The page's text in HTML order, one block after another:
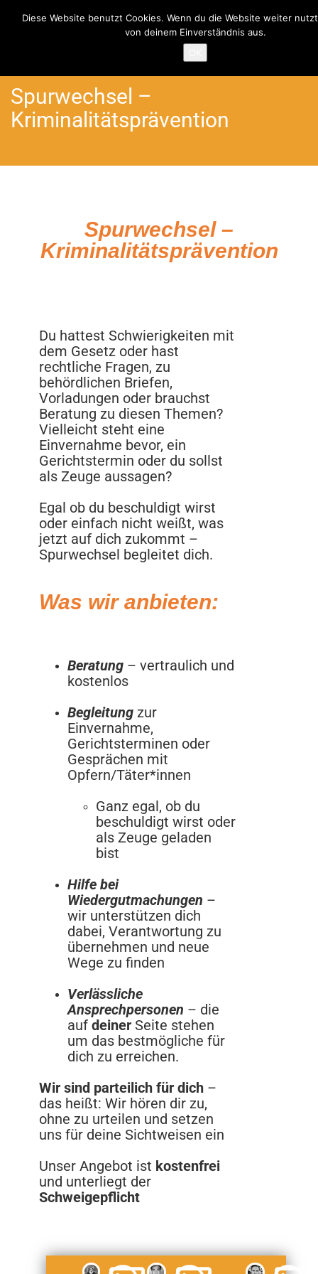
Spurwechsel –
Kriminalitätsprävention
Spurwechsel –
Kriminalitätsprävention
Du hattest Schwierigkeiten mit
dem Gesetz oder hast
rechtliche Fragen, zu
behördlichen Briefen,
Vorladungen oder brauchst
Beratung zu diesen Themen?
Vielleicht steht eine
Einvernahme bevor, ein
Gerichtstermin oder du sollst
als Zeuge aussagen?
Egal ob du beschuldigt wirst
oder einfach nicht weißt, was
jetzt auf dich zukommt –
Spurwechsel begleitet dich.
Was wir anbieten:
Beratung – vertraulich und
kostenlos
Begleitung zur
Einvernahme,
Gerichtsterminen oder
Gesprächen mit
Opfern/Täter*innen
Ganz egal, ob du
beschuldigt wirst oder
als Zeuge geladen
bist
Hilfe bei
Wiedergutmachungen –
wir unterstützen dich
dabei, Verantwortung zu
übernehmen und neue
Wege zu finden
Verlässliche
Ansprechpersonen – die
auf deiner Seite stehen
um das bestmögliche für
dich zu erreichen.
Wir sind parteilich für dich –
das heißt: Wir hören dir zu,
ohne zu urteilen und setzen
uns für deine Sichtweisen ein
Unser Angebot ist kostenfrei
und unterliegt der
Schweigepflicht
Diese Website benutzt Cookies. Wenn du die Website weiter
von deinem Einverständnis aus.